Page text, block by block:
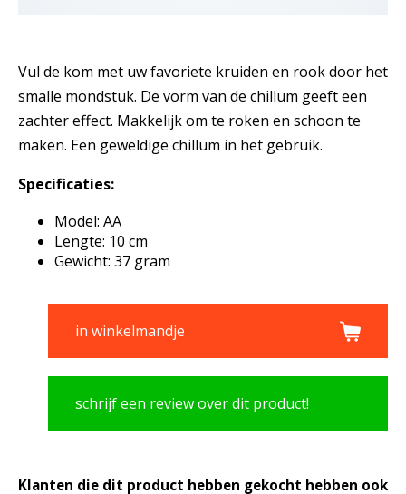
Vul de kom met uw favoriete kruiden en rook door het
smalle mondstuk. De vorm van de chillum geeft een
zachter effect. Makkelijk om te roken en schoon te
maken. Een geweldige chillum in het gebruik.
Specificaties:
Model: AA
Lengte: 10 cm
Gewicht: 37 gram
in winkelmandje
schrijf een review over dit product!
Klanten die dit product hebben gekocht hebben ook